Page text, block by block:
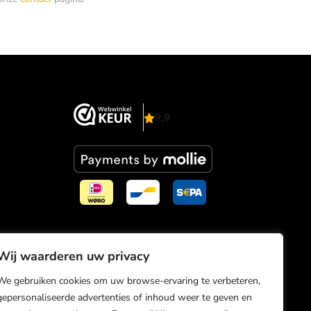
waarderen uw privacy
gebruiken cookies om uw browse-ervaring te verbeteren,
advertenties of inhoud weer te geven en